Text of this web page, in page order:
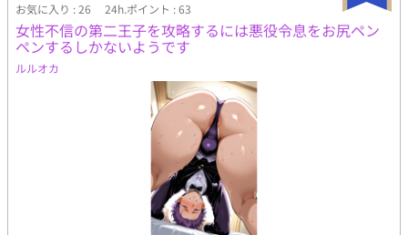
お気に入り : 26 24h.ポイント : 63
女性不信の第二王子を攻略するには悪役令息をお尻ペン
ペンするしかないようです
ルルオカ